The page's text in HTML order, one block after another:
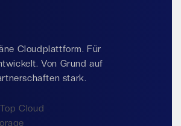
Cloudplattform. Für
Von Grund auf
stark.